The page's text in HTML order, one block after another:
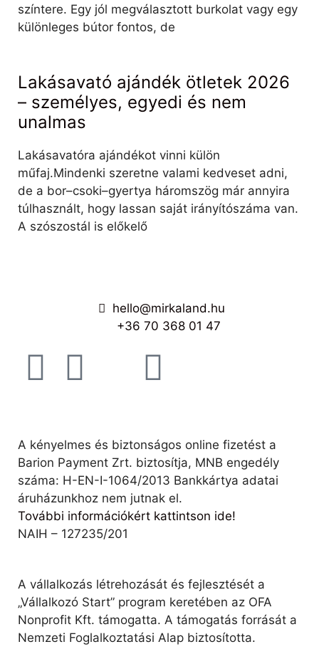
színtere. Egy jól megválasztott burkolat vagy egy
különleges bútor fontos, de
Lakásavató ajándék ötletek 2026
– személyes, egyedi és nem
unalmas
Lakásavatóra ajándékot vinni külön
műfaj.Mindenki szeretne valami kedveset adni,
de a bor–csoki–gyertya háromszög már annyira
túlhasznált, hogy lassan saját irányítószáma van.
A szószostál is előkelő
hello@mirkaland.hu
+36 70 368 01 47
A kényelmes és biztonságos online fizetést a
Barion Payment Zrt. biztosítja, MNB engedély
száma: H-EN-I-1064/2013 Bankkártya adatai
áruházunkhoz nem jutnak el.
További információkért kattintson ide!
NAIH – 127235/201
A vállalkozás létrehozását és fejlesztését a
„Vállalkozó Start” program keretében az OFA
Nonprofit Kft. támogatta. A támogatás forrását a
Nemzeti Foglalkoztatási Alap biztosította.